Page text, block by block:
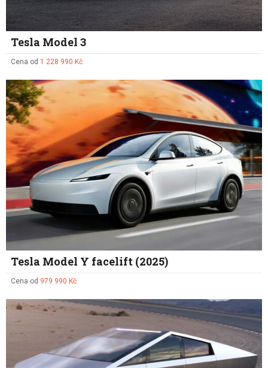
Tesla Model 3
Cena od 1 228 990 Kč
Tesla Model Y facelift (2025)
Cena od 979 990 Kč